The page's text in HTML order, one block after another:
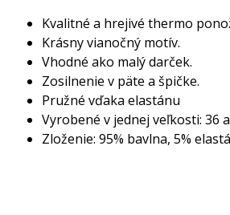
Kvalitné a hrejivé thermo
Krásny vianočný motív.
Vhodné ako malý darček.
Zosilnenie v päte a špičke.
Pružné vďaka elastánu
Vyrobené v jednej veľkosti: 36
Zloženie: 95% bavlna, 5%